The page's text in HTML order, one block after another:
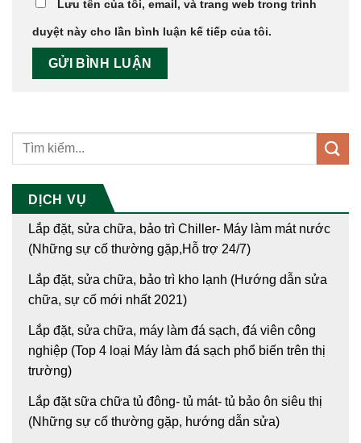
DỊCH VỤ
Lắp đặt, sửa chữa, bảo trì Chiller- Máy làm mát nước
(Những sự cố thường gặp,Hỗ trợ 24/7)
Lắp đặt, sửa chữa, bảo trì kho lạnh (Hướng dẫn sửa
chữa, sự cố mới nhất 2021)
Lắp đặt, sửa chữa, máy làm đá sạch, đá viên công
nghiệp (Top 4 loại Máy làm đá sạch phổ biến trên thị
trường)
Lắp đặt sữa chữa tủ đông- tủ mát- tủ bảo ôn siêu thị
(Những sự cố thường gặp, hướng dẫn sửa)
Lưu tên của tôi, email, và trang web trong trình
duyệt này cho lần bình luận kế tiếp của tôi.